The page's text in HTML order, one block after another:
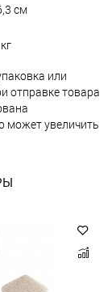
см
или
отправке товара
может увеличить